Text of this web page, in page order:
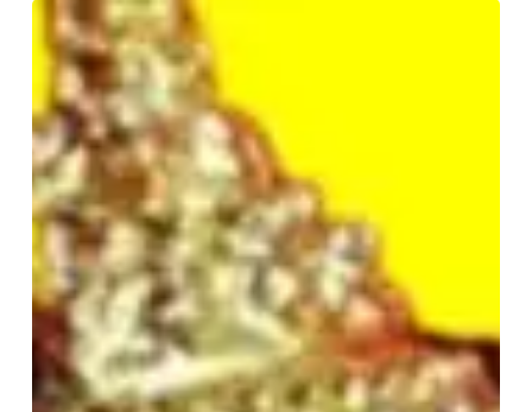
दक्षिणवर्ती
शंख
माँ
लक्ष्मी
का
प्रिय
और
शुभ
प्रतीक